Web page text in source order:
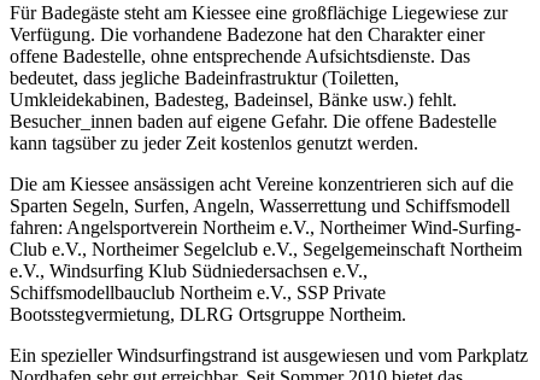
Für Badegäste steht am Kiessee eine großflächige Liegewiese zur
Verfügung. Die vorhandene Badezone hat den Charakter einer
offene Badestelle, ohne entsprechende Aufsichtsdienste. Das
bedeutet, dass jegliche Badeinfrastruktur (Toiletten,
Umkleidekabinen, Badesteg, Badeinsel, Bänke usw.) fehlt.
Besucher_innen baden auf eigene Gefahr. Die offene Badestelle
kann tagsüber zu jeder Zeit kostenlos genutzt werden.
Die am Kiessee ansässigen acht Vereine konzentrieren sich auf die
Sparten Segeln, Surfen, Angeln, Wasserrettung und Schiffsmodell
fahren: Angelsportverein Northeim e.V., Northeimer Wind-Surfing-
Club e.V., Northeimer Segelclub e.V., Segelgemeinschaft Northeim
e.V., Windsurfing Klub Südniedersachsen e.V.,
Schiffsmodellbauclub Northeim e.V., SSP Private
Bootsstegvermietung, DLRG Ortsgruppe Northeim.
Ein spezieller Windsurfingstrand ist ausgewiesen und vom Parkplatz